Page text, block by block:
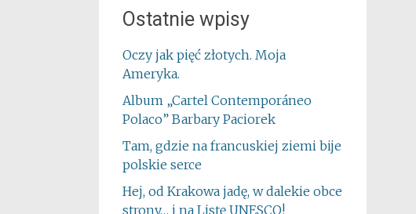
Ostatnie wpisy
Oczy jak pięć złotych. Moja
Ameryka.
Album „Cartel Contemporáneo
Polaco” Barbary Paciorek
Tam, gdzie na francuskiej ziemi bije
polskie serce
Hej, od Krakowa jadę, w dalekie obce
strony… i na Listę UNESCO!